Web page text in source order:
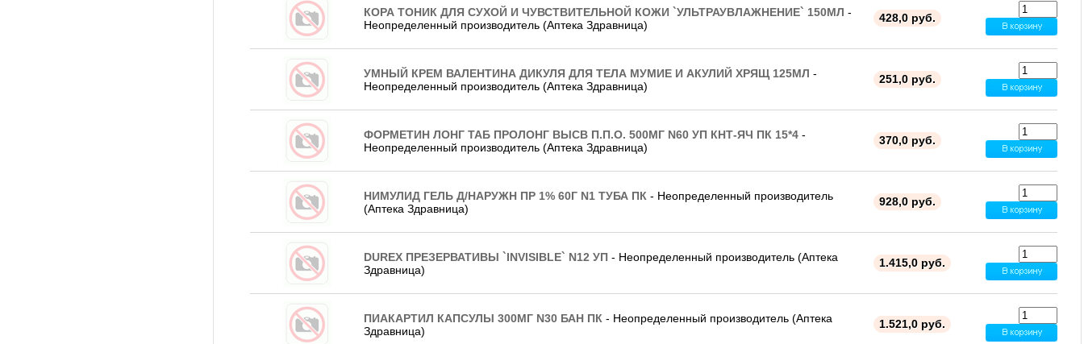
КОРА ТОНИК ДЛЯ СУХОЙ И ЧУВСТВИТЕЛЬНОЙ КОЖИ `УЛЬТРАУВЛАЖНЕНИЕ` 150МЛ -
Неопределенный производитель (Аптека Здравница)
428,0 руб.
УМНЫЙ КРЕМ ВАЛЕНТИНА ДИКУЛЯ ДЛЯ ТЕЛА МУМИЕ И АКУЛИЙ ХРЯЩ 125МЛ -
Неопределенный производитель (Аптека Здравница)
251,0 руб.
ФОРМЕТИН ЛОНГ ТАБ ПРОЛОНГ ВЫСВ П.П.О. 500МГ N60 УП КНТ-ЯЧ ПК 15*4 -
Неопределенный производитель (Аптека Здравница)
370,0 руб.
НИМУЛИД ГЕЛЬ Д/НАРУЖН ПР 1% 60Г N1 ТУБА ПК - Неопределенный производитель
(Аптека Здравница)
928,0 руб.
DUREX ПРЕЗЕРВАТИВЫ `INVISIBLE` N12 УП - Неопределенный производитель (Аптека
Здравница)
1.415,0 руб.
ПИАКАРТИЛ КАПСУЛЫ 300МГ N30 БАН ПК - Неопределенный производитель (Аптека
Здравница)
1.521,0 руб.